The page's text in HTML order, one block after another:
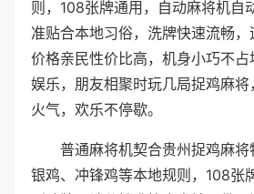
则，108张牌通用，自动麻将机自
准贴合本地习俗，洗牌快速流畅，
价格亲民性价比高，机身小巧不
娱乐，朋友相聚时玩几局捉鸡麻
火气，欢乐不停歇。
普通麻将机契合贵州捉鸡麻将
银鸡、冲锋鸡等本地规则，108张